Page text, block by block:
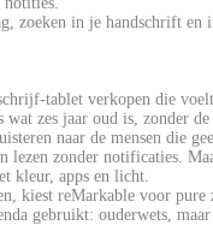
zoeken in je handschrift en
tablet verkopen die
wat zes jaar oud is, zonder
naar de mensen die
lezen zonder notificaties.
kleur, apps en licht.
kiest reMarkable voor
gebruikt: ouderwets,